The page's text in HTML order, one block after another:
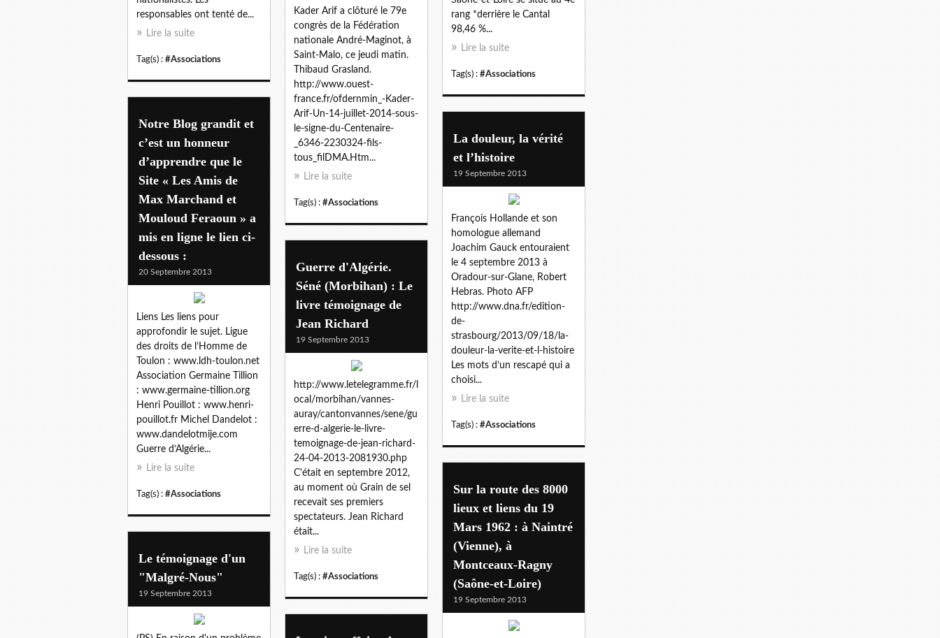
rang *derrière le Cantal
98,46 %...
Lire la suite
Tag(s) : #Associations
responsables ont tenté de...
Lire la suite
Tag(s) : #Associations
Kader Arif a clôturé le 79e
congrès de la Fédération
nationale André-Maginot, à
Saint-Malo, ce jeudi matin.
Thibaud Grasland.
http://www.ouest-
france.fr/ofdernmin_-Kader-
Arif-Un-14-juillet-2014-sous-
le-signe-du-Centenaire-
_6346-2230324-fils-
tous_filDMA.Htm...
Lire la suite
Tag(s) : #Associations
Notre Blog grandit et
c’est un honneur
d’apprendre que le
Site « Les Amis de
Max Marchand et
Mouloud Feraoun » a
mis en ligne le lien ci-
dessous :
20 Septembre 2013
Liens Les liens pour
approfondir le sujet. Ligue
des droits de l’Homme de
Toulon : www.ldh-toulon.net
Association Germaine Tillion
: www.germaine-tillion.org
Henri Pouillot : www.henri-
pouillot.fr Michel Dandelot :
www.dandelotmije.com
Guerre d’Algérie...
Lire la suite
Tag(s) : #Associations
La douleur, la vérité
et l’histoire
19 Septembre 2013
François Hollande et son
homologue allemand
Joachim Gauck entouraient
le 4 septembre 2013 à
Oradour-sur-Glane, Robert
Hebras. Photo AFP
http://www.dna.fr/edition-
de-
strasbourg/2013/09/18/la-
douleur-la-verite-et-l-histoire
Les mots d’un rescapé qui a
choisi...
Lire la suite
Tag(s) : #Associations
Guerre d'Algérie.
Séné (Morbihan) : Le
livre témoignage de
Jean Richard
19 Septembre 2013
http://www.letelegramme.fr/l
ocal/morbihan/vannes-
auray/cantonvannes/sene/gu
erre-d-algerie-le-livre-
temoignage-de-jean-richard-
24-04-2013-2081930.php
C'était en septembre 2012,
au moment où Grain de sel
recevait ses premiers
spectateurs. Jean Richard
était...
Lire la suite
Tag(s) : #Associations
Sur la route des 8000
lieux et liens du 19
Mars 1962 : à Naintré
(Vienne), à
Montceaux-Ragny
(Saône-et-Loire)
19 Septembre 2013
Le témoignage d'un
"Malgré-Nous"
19 Septembre 2013